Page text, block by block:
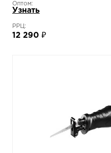
Оптом:
Узнать
РРЦ:
12 290 ₽